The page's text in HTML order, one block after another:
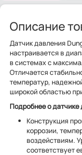
Описание
Датчик давления
настраивается в
в системах с
Отличается
температур,
широкой областью
Подробнее о датчике
Конструкция
коррозии,
воздействиям.
соответствует